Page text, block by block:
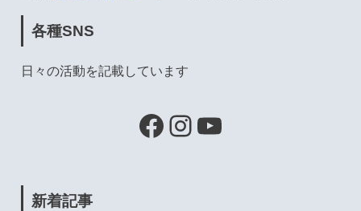
各種SNS
日々の活動を記載しています
新着記事